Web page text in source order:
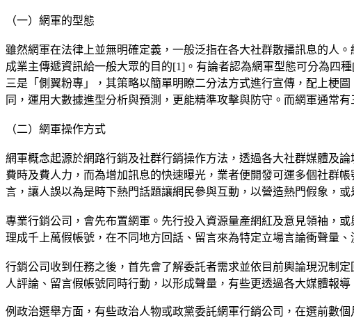
（一）網軍的型態
雖然網軍在法律上並無明確定義，一般泛指在各大社群散播訊息的人
成業主傳遞資訊給一般大眾的目的[1]。有論者認為網軍型態可分為四
三是「側翼粉專」，其策略以簡單明瞭二分法方式進行宣傳，配上梗
同，運用大數據進型分析與預測，更能精準攻擊與防守。而網軍通常
（二）網軍操作方式
網軍概念起源於網路行銷及社群行銷操作方法，透過各大社群媒體及
費時及費人力，而為增加訊息的快速曝光，業者便開發可運多個社群
言，讓人誤以為是時下熱門話題讓網民參與互動，以營造熱門假象，或
專業行銷公司，會先布置網軍。先行投入資源量產網紅及意見領袖，
理成千上萬假帳號，在不同地方回話、留言來為特定立場言論衝聲量、
行銷公司收到任務之後，首先會了解委託者需求並依目前輿論現況制
人評論、留言假帳號同時行動，以形成聲量，有些更透過各大媒體報導
例政治選舉方面，有些政治人物或政黨委託網軍行銷公司，在選前數